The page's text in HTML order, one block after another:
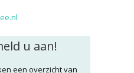
u aan!
een overzicht van